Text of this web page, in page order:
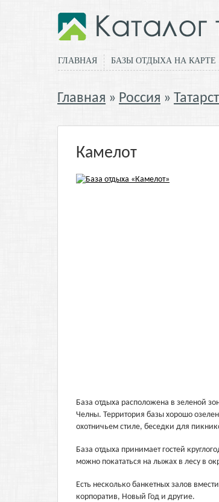
ГЛАВНАЯ БАЗЫ ОТДЫХА НА КАРТЕ
Главная Россия
Камелот
База отдыха расположена в зеленой
Челны. Территория базы хорошо
охотничьем стиле, беседки для
База отдыха принимает гостей
можно покататься на лыжах в лесу в
Есть несколько банкетных залов
корпоратив, Новый Год и другие.